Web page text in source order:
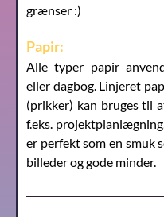
grænser :)
Papir:
Alle typer papir
eller dagbog. Linjeret
(prikker) kan bruges til
f.eks.
er perfekt som en smuk
billeder og gode minder.